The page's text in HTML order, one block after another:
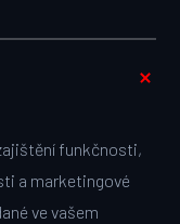
funkčnosti,
a marketingové
ve vašem